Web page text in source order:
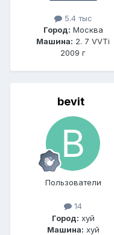
5.4 тыс
Город: Москва
Машина: 2. 7 VVTi
2009 г
bevit
Пользователи
14
Город: хуй
Машина: хуй